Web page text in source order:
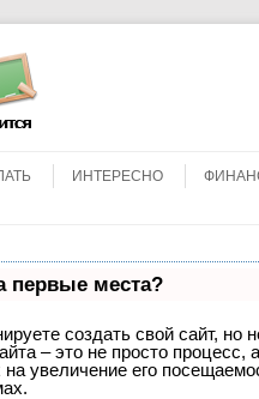
ИНТЕРЕСНО
первые места?
создать свой сайт, но
– это не просто процесс,
увеличение его